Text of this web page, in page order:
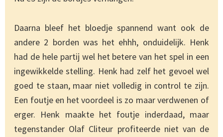
Daarna bleef het bloedje spannend want ook de
andere 2 borden was het ehhh, onduidelijk. Henk
had de hele partij wel het betere van het spel in een
ingewikkelde stelling. Henk had zelf het gevoel wel
goed te staan, maar niet volledig in control te zijn.
Een foutje en het voordeel is zo maar verdwenen of
erger. Henk maakte het foutje inderdaad, maar
tegenstander Olaf Cliteur profiteerde niet van de